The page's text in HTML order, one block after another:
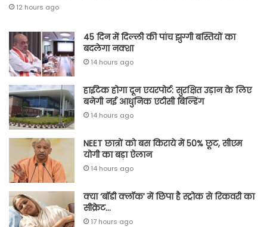
12 hours ago
45 दिन में दिल्ली की पांच झुग्गी बस्तियों का
बदलेगा नक्शा
14 hours ago
हाईटेक होगा दून एयरपोर्ट: सुरक्षित उड़ान के लिए
बनेगी नई आधुनिक एटीसी बिल्डिंग
14 hours ago
NEET छात्रों को बस किराये में 50% छूट, सीएम
योगी का बड़ा ऐलान
14 hours ago
क्या ‘बॉडी क्लॉक’ में छिपा है स्ट्रोक से रिकवरी का
सीक्रेट…
17 hours ago